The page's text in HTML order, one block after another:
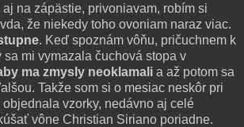
na zápästie, privoniavam, robím si
že niekedy toho ovoniam naraz viac.
. Keď spoznám vôňu, pričuchnem k
sa mi vymazala čuchová stopa v
ma zmysly neoklamali a až potom sa
Takže som si o mesiac neskôr pri
vzorky, nedávno aj celé
vône Christian Siriano poriadne.